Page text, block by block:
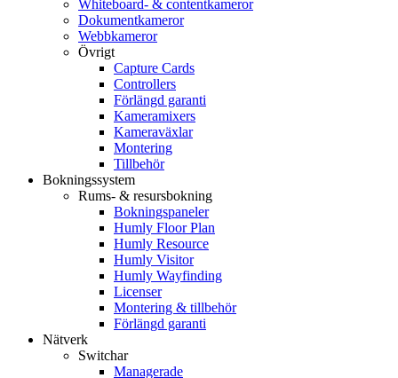
Whiteboard- & contentkameror
Dokumentkameror
Webbkameror
Övrigt
Capture Cards
Controllers
Förlängd garanti
Kameramixers
Kameraväxlar
Montering
Tillbehör
Bokningssystem
Rums- & resursbokning
Bokningspaneler
Humly Floor Plan
Humly Resource
Humly Visitor
Humly Wayfinding
Licenser
Montering & tillbehör
Förlängd garanti
Nätverk
Switchar
Managerade